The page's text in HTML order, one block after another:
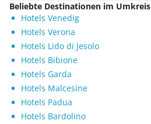
Beliebte Destinationen im Umkreis
Hotels Venedig
Hotels Verona
Hotels Lido di Jesolo
Hotels Bibione
Hotels Garda
Hotels Malcesine
Hotels Padua
Hotels Bardolino